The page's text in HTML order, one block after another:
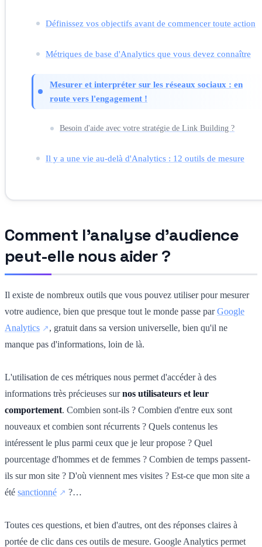
Définissez vos objectifs avant de commencer toute action
Métriques de base d'Analytics que vous devez connaître
Mesurer et interpréter sur les réseaux sociaux : en
route vers l'engagement !
Besoin d'aide avec votre stratégie de Link Building ?
Il y a une vie au-delà d'Analytics : 12 outils de mesure
Comment l'analyse d'audience
peut-elle nous aider ?
Il existe de nombreux outils que vous pouvez utiliser pour mesurer
votre audience, bien que presque tout le monde passe parGoogle
Analytics
, gratuit dans sa version universelle, bien qu'il ne
manque pas d'informations, loin de là.
L'utilisation de ces métriques nous permet d'accéder à des
informations très précieuses surnos utilisateurs et leur
comportement. Combien sont-ils ? Combien d'entre eux sont
nouveaux et combien sont récurrents ? Quels contenus les
intéressent le plus parmi ceux que je leur propose ? Quel
pourcentage d'hommes et de femmes ? Combien de temps passent-
ils sur mon site ? D'où viennent mes visites ? Est-ce que mon site a
été sanctionné ?…
Toutes ces questions, et bien d'autres, ont des réponses claires à
portée de clic dans ces outils de mesure. Google Analytics permet